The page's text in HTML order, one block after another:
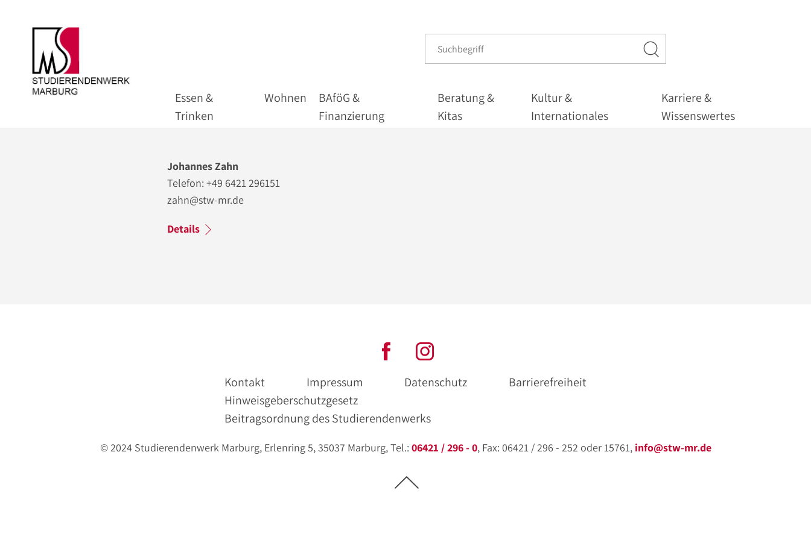
Essen &
Trinken
Wohnen
BAföG &
Finanzierung
Beratung &
Kitas
Kultur &
Internationales
Karriere &
Wissenswertes
Johannes Zahn
Telefon: +49 6421 296151
zahn@stw-mr.de
Details
Kontakt Impressum Datenschutz
Barrierefreiheit
Hinweisgeberschutzgesetz
Beitragsordnung des Studierendenwerks
© 2024 Studierendenwerk Marburg, Erlenring 5, 35037 Marburg, Tel.: 06421 / 296 - 0, Fax: 06421 / 296 - 252 oder 15761, info@stw-mr.de